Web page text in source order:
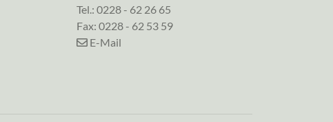
Tel.: 0228 - 62 26 65
Fax: 0228 - 62 53 59
E-Mail